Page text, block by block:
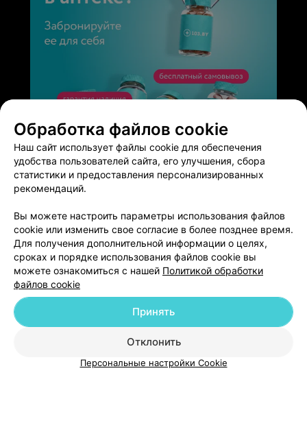
ЭФФЕКТИВНАЯ РЕКЛАМА НА САЙТЕ
Добавить компанию
Добавить специалиста
Новости проекта
Размещение рекламы
Медицинский маркетинг
Публичный договор
Обработка файлов cookie
Наш сайт использует файлы cookie для обеспечения
удобства пользователей сайта, его улучшения, сбора
статистики и предоставления персонализированных
рекомендаций.
Вы можете настроить параметры использования файлов
cookie или изменить свое согласие в более позднее время.
Для получения дополнительной информации о целях,
сроках и порядке использования файлов cookie вы
можете ознакомиться с нашей Политикой обработки
файлов cookie
Отклонить
Принять
Персональные настройки Cookie